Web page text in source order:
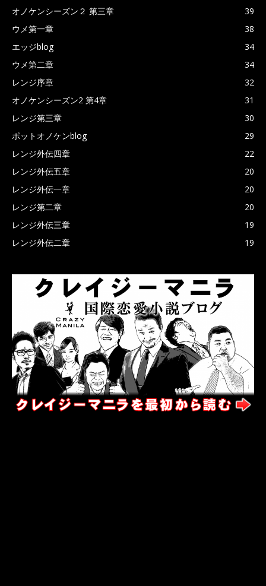
オノケンシーズン２ 第三章
39
ウメ第一章
38
エッジblog
34
ウメ第二章
34
レンジ序章
32
オノケンシーズン2 第4章
31
レンジ第三章
30
ポットオノケンblog
29
レンジ外伝四章
22
レンジ外伝五章
20
レンジ外伝一章
20
レンジ第二章
20
レンジ外伝三章
19
レンジ外伝二章
19